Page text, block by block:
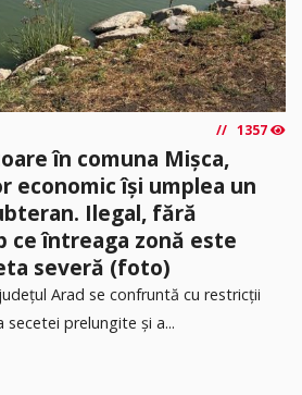
1357
în comuna Mișca,
economic își umplea un
Ilegal, fără
ce întreaga zonă este
severă (foto)
Arad se confruntă cu restricții
secetei prelungite și a...